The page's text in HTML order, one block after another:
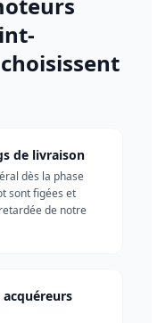
choisissent
de livraison
dès la phase
sont figées et
de notre